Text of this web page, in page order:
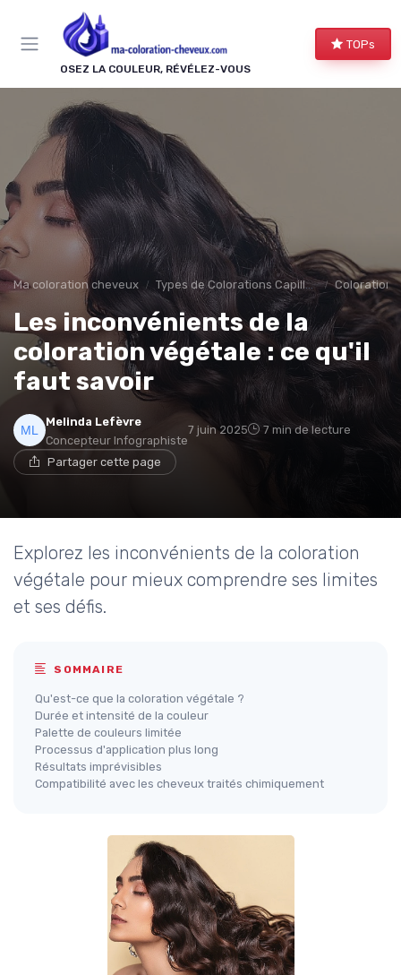
OSEZ LA COULEUR, RÉVÉLEZ-VOUS
TOPs
Ma coloration cheveux Types de Colorations Capillaires
Les inconvénients de la
coloration végétale : ce qu'il
faut savoir
Melinda Lefèvre
Concepteur Infographiste
7 juin 2025 7 min de lecture
Partager cette page
Explorez les inconvénients de la coloration
végétale pour mieux comprendre ses limites
et ses défis.
SOMMAIRE
Qu'est-ce que la coloration végétale ?
Durée et intensité de la couleur
Palette de couleurs limitée
Processus d'application plus long
Résultats imprévisibles
Compatibilité avec les cheveux traités chimiquement
Panneau de gestion des cookies